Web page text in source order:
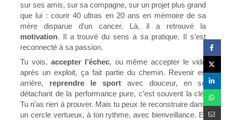
sur ses amis, sur sa compagne, sur un projet plus grand
que lui : courir 40 ultras en 20 ans en mémoire de sa
mère disparue d’un cancer. Là, il a retrouvé la
motivation. Il a trouvé du sens à sa pratique. Il s’est
reconnecté à sa passion.
Tu vois, accepter l’échec, ou même accepter le vide
après un exploit, ça fait partie du chemin. Revenir en
arrière, reprendre le sport avec douceur, en se
détachant de la performance pure, c’est souvent la clé.
Tu n’as rien à prouver. Mais tu peux te reconstruire dans
un cercle vertueux, à ton rythme, avec bienveillance. Et